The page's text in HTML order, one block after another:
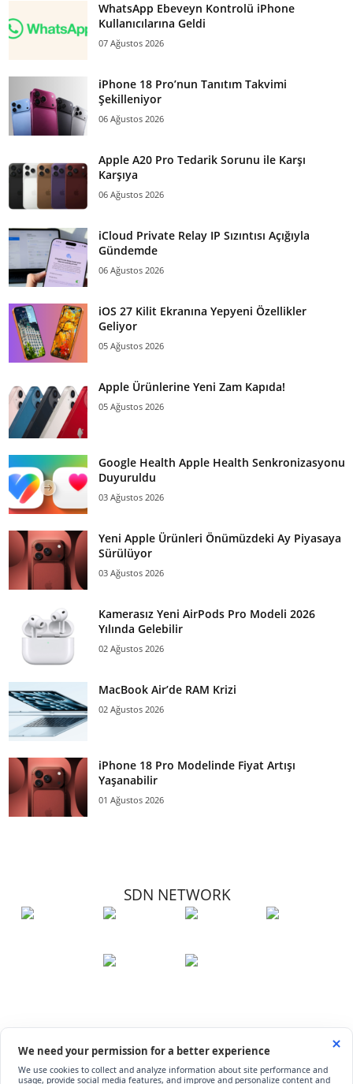
WhatsApp Ebeveyn Kontrolü iPhone
Kullanıcılarına Geldi
07 Ağustos 2026
iPhone 18 Pro’nun Tanıtım Takvimi
Şekilleniyor
06 Ağustos 2026
Apple A20 Pro Tedarik Sorunu ile Karşı
Karşıya
06 Ağustos 2026
iCloud Private Relay IP Sızıntısı Açığıyla
Gündemde
06 Ağustos 2026
iOS 27 Kilit Ekranına Yepyeni Özellikler
Geliyor
05 Ağustos 2026
Apple Ürünlerine Yeni Zam Kapıda!
05 Ağustos 2026
Google Health Apple Health Senkronizasyonu
Duyuruldu
03 Ağustos 2026
Yeni Apple Ürünleri Önümüzdeki Ay Piyasaya
Sürülüyor
03 Ağustos 2026
Kamerasız Yeni AirPods Pro Modeli 2026
Yılında Gelebilir
02 Ağustos 2026
MacBook Air’de RAM Krizi
02 Ağustos 2026
iPhone 18 Pro Modelinde Fiyat Artışı
Yaşanabilir
01 Ağustos 2026
SDN NETWORK